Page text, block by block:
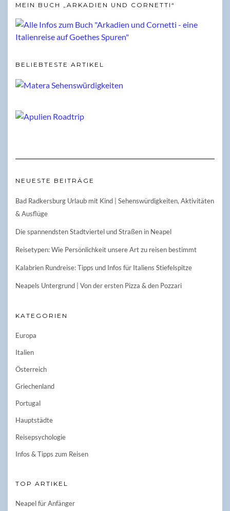
MEIN BUCH „ARKADIEN UND CORNETTI“
BELIEBTESTE ARTIKEL
NEUESTE BEITRÄGE
Bad Radkersburg Urlaub mit Kind | Sehenswürdigkeiten, Aktivitäten
& Ausflüge
Die spannendsten Stadtviertel und Straßen in Neapel
Reisetypen: Wie Persönlichkeit unsere Art zu reisen bestimmt
Kalabrien Rundreise: Tipps und Infos für Italiens Stiefelspitze
Neapels Untergrund | Von der ersten Pizza & den Pozzari
KATEGORIEN
Europa
Italien
Österreich
Griechenland
Portugal
Hauptstädte
Reisepsychologie
Infos & Tipps zum Reisen
TOP ARTIKEL
Neapel für Anfänger